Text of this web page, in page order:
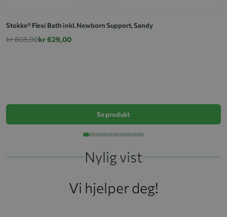
Stokke® Flexi Bath inkl. Newborn Support, Sandy
kr 805,00kr 629,00
Se produkt
Nylig vist
Vi hjelper deg!